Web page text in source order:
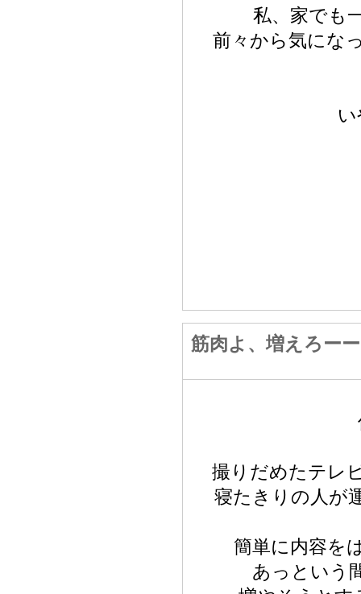
私、家でも
前々から気にな
筋肉よ、増えろー
撮りだめたテレ
寝たきりの人が
簡単に内容を
あっという